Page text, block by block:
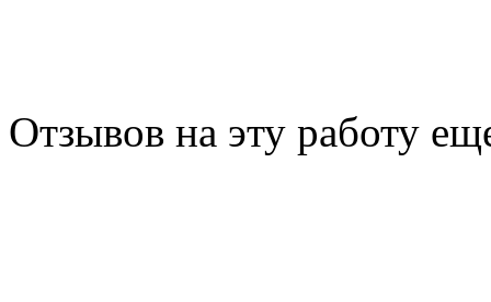
Отзывов на эту работу